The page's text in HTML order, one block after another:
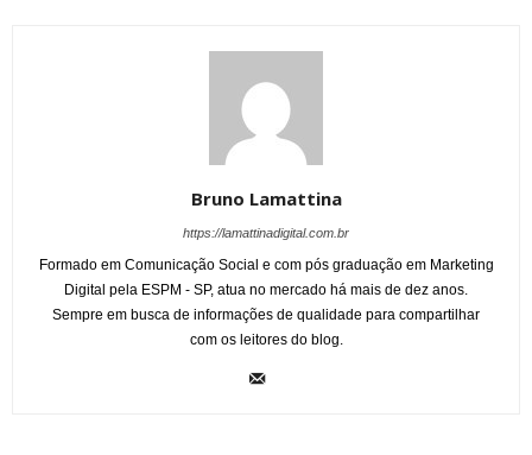
Bruno Lamattina
https://lamattinadigital.com.br
Formado em Comunicação Social e com pós graduação em Marketing
Digital pela ESPM - SP, atua no mercado há mais de dez anos.
Sempre em busca de informações de qualidade para compartilhar
com os leitores do blog.